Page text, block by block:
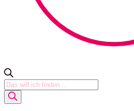
Products
search